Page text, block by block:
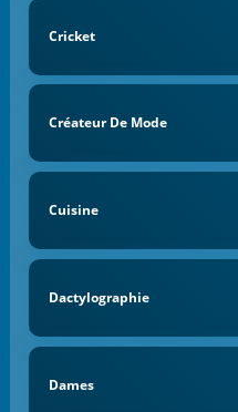
Cricket
Créateur De Mode
Cuisine
Dactylographie
Dames